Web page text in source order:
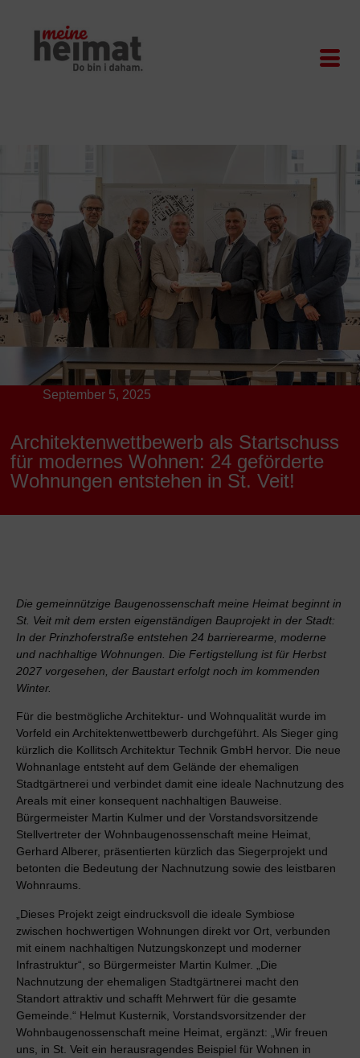
September 5, 2025
Architektenwettbewerb als Startschuss
für modernes Wohnen: 24 geförderte
Wohnungen entstehen in St. Veit!
Die gemeinnützige Baugenossenschaft meine Heimat beginnt in
St. Veit mit dem ersten eigenständigen Bauprojekt in der Stadt:
In der Prinzhoferstraße entstehen 24 barrierearme, moderne
und nachhaltige Wohnungen. Die Fertigstellung ist für Herbst
2027 vorgesehen, der Baustart erfolgt noch im kommenden
Winter.
Für die bestmögliche Architektur- und Wohnqualität wurde im
Vorfeld ein Architektenwettbewerb durchgeführt. Als Sieger ging
kürzlich die Kollitsch Architektur Technik GmbH hervor. Die neue
Wohnanlage entsteht auf dem Gelände der ehemaligen
Stadtgärtnerei und verbindet damit eine ideale Nachnutzung des
Areals mit einer konsequent nachhaltigen Bauweise.
Bürgermeister Martin Kulmer und der Vorstandsvorsitzende
Stellvertreter der Wohnbaugenossenschaft meine Heimat,
Gerhard Alberer, präsentierten kürzlich das Siegerprojekt und
betonten die Bedeutung der Nachnutzung sowie des leistbaren
Wohnraums.
„Dieses Projekt zeigt eindrucksvoll die ideale Symbiose
zwischen hochwertigen Wohnungen direkt vor Ort, verbunden
mit einem nachhaltigen Nutzungskonzept und moderner
Infrastruktur“, so Bürgermeister Martin Kulmer. „Die
Nachnutzung der ehemaligen Stadtgärtnerei macht den
Standort attraktiv und schafft Mehrwert für die gesamte
Gemeinde.“ Helmut Kusternik, Vorstandsvorsitzender der
Wohnbaugenossenschaft meine Heimat, ergänzt: „Wir freuen
uns, in St. Veit ein herausragendes Beispiel für Wohnen in